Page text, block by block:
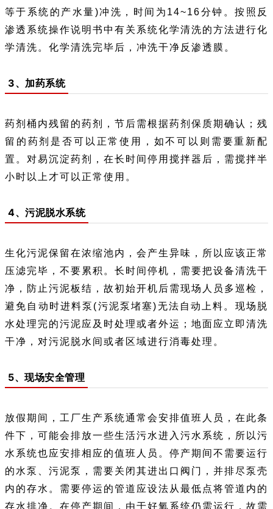
等于系统的产水量)冲洗，时间为14~16分钟。按照反
渗透系统操作说明书中有关系统化学清洗的方法进行化
学清洗。化学清洗完毕后，冲洗干净反渗透膜。
3、加药系统
药剂桶内残留的药剂，节后需根据药剂保质期确认；残
留的药剂是否可以正常使用，如不可以则需要重新配
置。对易沉淀药剂，在长时间停用搅拌器后，需搅拌半
小时以上才可以正常使用。
4、污泥脱水系统
生化污泥保留在浓缩池内，会产生异味，所以应该正常
压滤完毕，不要累积。长时间停机，需要把设备清洗干
净，防止污泥板结，故初始开机后需现场人员多巡检，
避免自动时进料泵(污泥泵堵塞)无法自动上料。现场脱
水处理完的污泥应及时处理或者外运；地面应立即清洗
干净，对污泥脱水间或者区域进行消毒处理。
5、现场安全管理
放假期间，工厂生产系统通常会安排值班人员，在此条
件下，可能会排放一些生活污水进入污水系统，所以污
水系统也应安排相应的值班人员。停产期间不需要运行
的水泵、污泥泵，需要关闭其进出口阀门，并排尽泵壳
内的存水。需要停运的管道应设法从最低点将管道内的
存水排净。在停产期间，由于好氧系统仍需运行，故需